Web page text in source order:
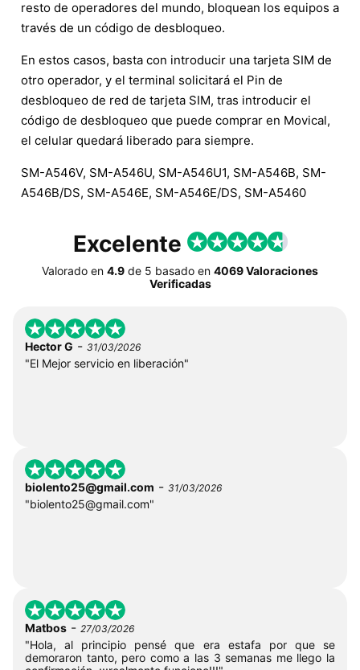
resto de operadores del mundo, bloquean los equipos a
través de un código de desbloqueo.
En estos casos, basta con introducir una tarjeta SIM de
otro operador, y el terminal solicitará el Pin de
desbloqueo de red de tarjeta SIM, tras introducir el
código de desbloqueo que puede comprar en Movical,
el celular quedará liberado para siempre.
SM-A546V, SM-A546U, SM-A546U1, SM-A546B, SM-
A546B/DS, SM-A546E, SM-A546E/DS, SM-A5460
Excelente
Valorado en 4.9 de 5 basado en 4069 Valoraciones
Verificadas
Hector G - 31/03/2026
"El Mejor servicio en liberación"
biolento25@gmail.com - 31/03/2026
"biolento25@gmail.com"
Matbos - 27/03/2026
"Hola, al principio pensé que era estafa por que se
demoraron tanto, pero como a las 3 semanas me llego la